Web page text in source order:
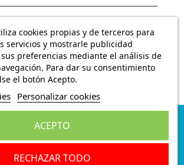
E INTERIOR
E ILUMINACION
Y DIRECCION
a nuestra
newsletter
cookies propias y de terceros para
servicios y mostrarle publicidad
preferencias mediante el análisis de
Para dar su consentimiento
el botón Acepto.
Personalizar cookies
RECHAZAR TODO
ACEPTO